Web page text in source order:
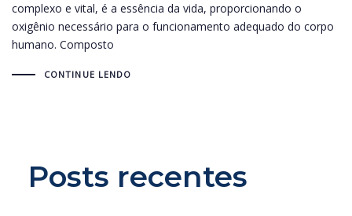
complexo e vital, é a essência da vida, proporcionando o
oxigênio necessário para o funcionamento adequado do corpo
humano. Composto
CONTINUE LENDO
Posts recentes